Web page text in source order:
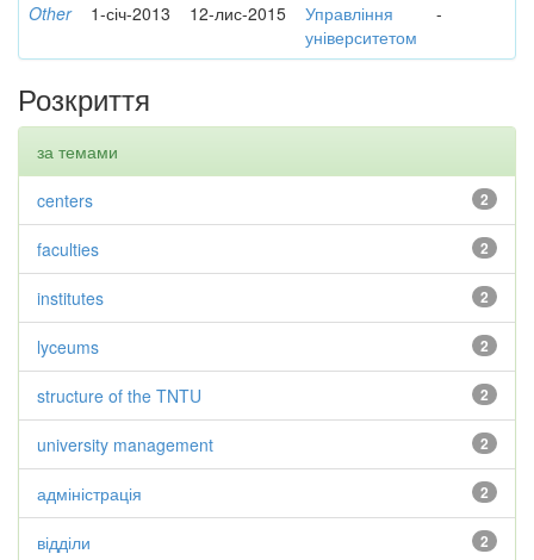
Other 1-січ-2013 12-лис-2015
Управління
університетом
-
Розкриття
за темами
2
centers
2
faculties
2
institutes
2
lyceums
2
structure of the TNTU
2
university management
2
адміністрація
2
відділи